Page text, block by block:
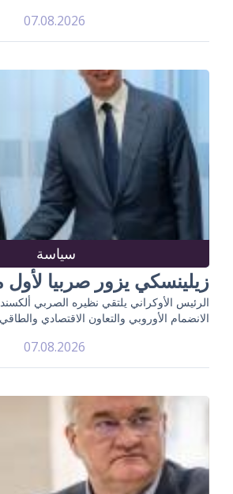
07.08.2026
سياسة
زيلينسكي يزور صربيا لأول
الرئيس الأوكراني يلتقي نظيره الصربي
الانضمام الأوروبي والتعاون الاقتصادي والطاقي
07.08.2026